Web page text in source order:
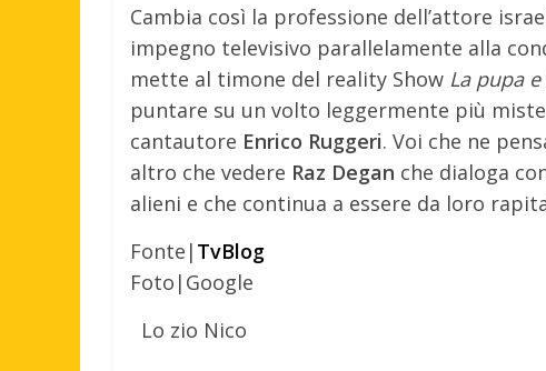
Cambia così la professione dell’attore
impegno televisivo parallelamente alla
mette al timone del reality Show La pupa
puntare su un volto leggermente più
cantautore Enrico Ruggeri. Voi che ne
altro che vedere Raz Degan che dialoga
alieni e che continua a essere da loro
Fonte| TvBlog
Foto|Google
Lo zio Nico